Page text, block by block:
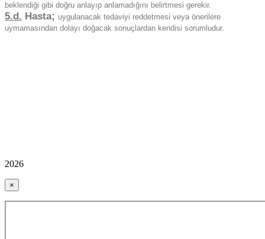
beklendiği gibi doğru anlayıp anlamadığını belirtmesi gerekir.
5.d. Hasta; uygulanacak tedaviyi reddetmesi veya önerilere
uymamasından dolayı doğacak sonuçlardan kendisi sorumludur.
2026
×